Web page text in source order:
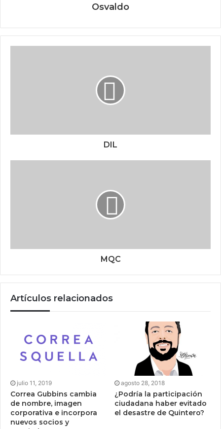
Osvaldo
DIL
MQC
Artículos relacionados
julio 11, 2019
Correa Gubbins cambia
de nombre, imagen
corporativa e incorpora
nuevos socios y
agosto 28, 2018
¿Podría la participación
ciudadana haber evitado
el desastre de Quintero?